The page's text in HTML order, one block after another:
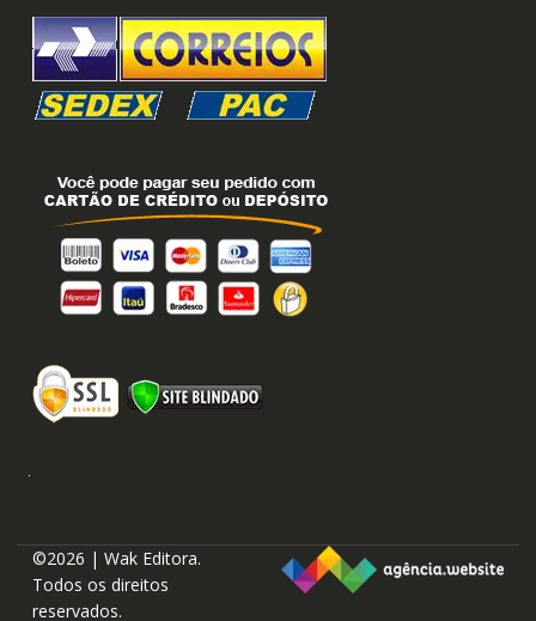
©2026 | Wak Editora.
Todos os direitos
reservados.